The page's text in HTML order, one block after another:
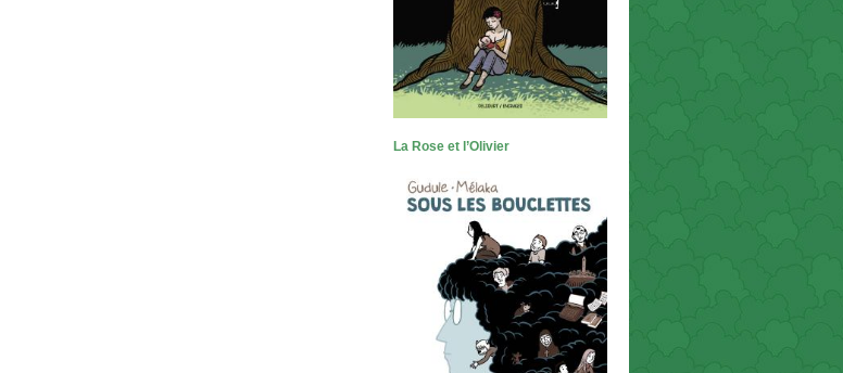
La Rose et l’Olivier